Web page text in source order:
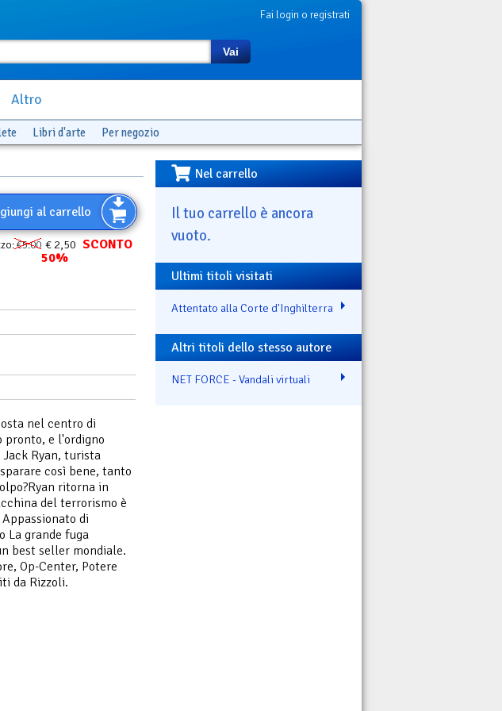
Fai login o registrati
Vai
Altro
Libri d'arte Per negozio
al carrello
€5.00 € 2,50 SCONTO
50%
nel centro di
pronto, e l'ordigno
Ryan, turista
così bene, tanto
ritorna in
del terrorismo è
di
La grande fuga
best seller mondiale.
Op-Center, Potere
da Rizzoli.
Nel carrello
Il tuo carrello è ancora
vuoto.
Ultimi titoli visitati
Attentato alla Corte d'Inghilterra
Altri titoli dello stesso autore
NET FORCE - Vandali virtuali